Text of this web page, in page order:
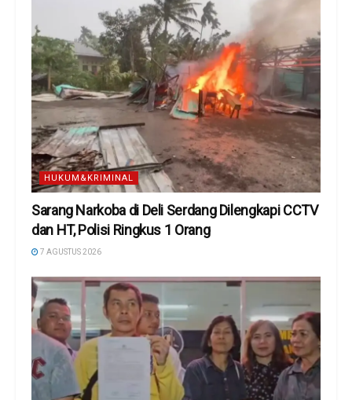
HUKUM&KRIMINAL
Sarang Narkoba di Deli Serdang Dilengkapi CCTV
dan HT, Polisi Ringkus 1 Orang
7 AGUSTUS 2026